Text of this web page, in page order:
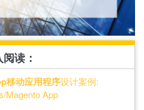
读：
移动应用程序设计案例:
Magento App